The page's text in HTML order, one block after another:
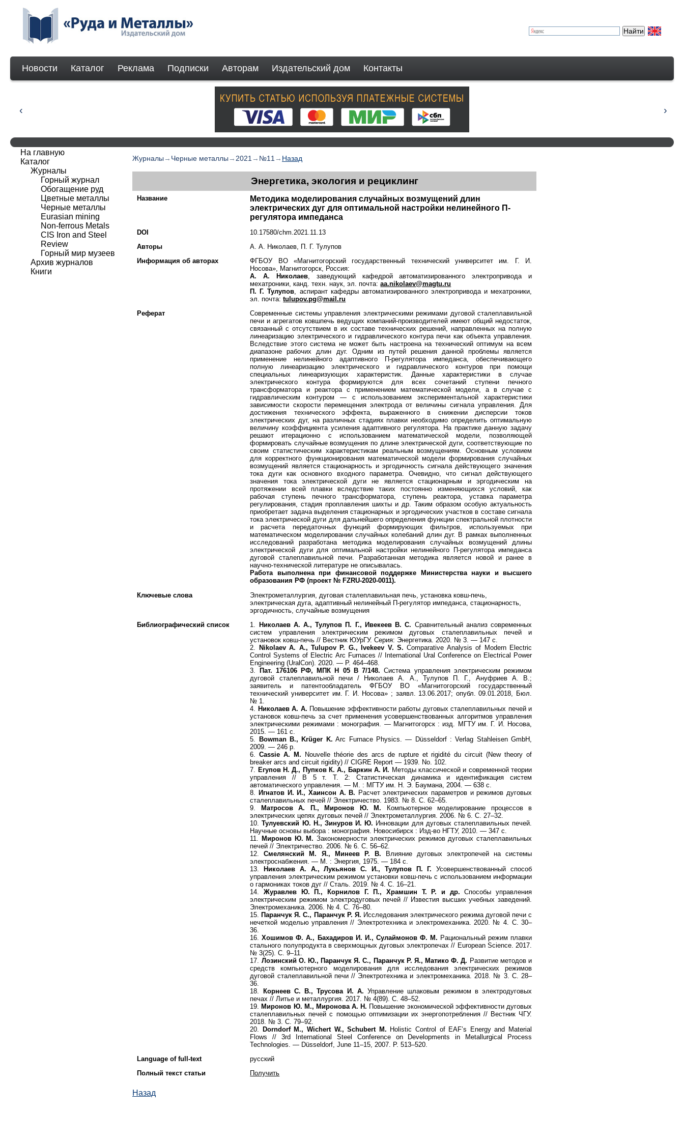
Новости Каталог Реклама Подписки Авторам Издательский дом Контакты
Журналы → Черные металлы → 2021 → №11 → Назад
Энергетика, экология и рециклинг
Название
Методика моделирования случайных возмущений длин
электрических дуг для оптимальной настройки нелинейного П-
регулятора импеданса
DOI
10.17580/chm.2021.11.13
Авторы
А. А. Николаев, П. Г. Тулупов
Информация об авторах
ФГБОУ ВО «Магнитогорский государственный технический университет им. Г. И.
Носова», Магнитогорск, Россия:
А. А. Николаев, заведующий кафедрой автоматизированного электропривода и
мехатроники, канд. техн. наук, эл. почта:aa.nikolaev@magtu.ru
П. Г. Тулупов, аспирант кафедры автоматизированного электропривода и мехатроники,
эл. почта:tulupov.pg@mail.ru
Реферат
Современные системы управления электрическими режимами дуговой сталеплавильной
печи и агрегатов ковшпечь ведущих компаний-производителей имеют общий недостаток,
связанный с отсутствием в их составе технических решений, направленных на полную
линеаризацию электрического и гидравлического контура печи как объекта управления.
Вследствие этого система не может быть настроена на технический оптимум на всем
диапазоне рабочих длин дуг. Одним из путей решения данной проблемы является
применение нелинейного адаптивного П-регулятора импеданса, обеспечивающего
полную линеаризацию электрического и гидравлического контуров при помощи
специальных линеаризующих характеристик. Данные характеристики в случае
электрического контура формируются для всех сочетаний ступени печного
трансформатора и реактора с применением математической модели, а в случае с
гидравлическим контуром — с использованием экспериментальной характеристики
зависимости скорости перемещения электрода от величины сигнала управления. Для
достижения технического эффекта, выраженного в снижении дисперсии токов
электрических дуг, на различных стадиях плавки необходимо определить оптимальную
величину коэффициента усиления адаптивного регулятора. На практике данную задачу
решают итерационно с использованием математической модели, позволяющей
формировать случайные возмущения по длине электрической дуги, соответствующие по
своим статистическим характеристикам реальным возмущениям. Основным условием
для корректного функционирования математической модели формирования случайных
возмущений является стационарность и эргодичность сигнала действующего значения
тока дуги как основного входного параметра. Очевидно, что сигнал действующего
значения тока электрической дуги не является стационарным и эргодическим на
протяжении всей плавки вследствие таких постоянно изменяющихся условий, как
рабочая ступень печного трансформатора, ступень реактора, уставка параметра
регулирования, стадия проплавления шихты и др. Таким образом особую актуальность
приобретает задача выделения стационарных и эргодических участков в составе сигнала
тока электрической дуги для дальнейшего определения функции спектральной плотности
и расчета передаточных функций формирующих фильтров, используемых при
математическом моделировании случайных колебаний длин дуг. В рамках выполненных
исследований разработана методика моделирования случайных возмущений длины
электрической дуги для оптимальной настройки нелинейного П-регулятора импеданса
дуговой сталеплавильной печи. Разработанная методика является новой и ранее в
научно-технической литературе не описывалась.
Работа выполнена при финансовой поддержке Министерства науки и высшего
образования РФ (проект № FZRU-2020-0011).
Ключевые слова
Электрометаллургия, дуговая сталеплавильная печь, установка ковш-печь,
электрическая дуга, адаптивный нелинейный П-регулятор импеданса, стационарность,
эргодичность, случайные возмущения
Библиографический список
1. Николаев А. А., Тулупов П. Г., Ивекеев В. С. Сравнительный анализ современных
систем управления электрическим режимом дуговых сталеплавильных печей и
установок ковш-печь // Вестник ЮУрГУ. Серия: Энергетика. 2020. № 3. — 147 c.
2. Nikolaev A. A., Tulupov P. G., Ivekeev V. S. Comparative Analysis of Modern Electric
Control Systems of Electric Arc Furnaces // International Ural Conference on Electrical Power
Engineering (UralCon). 2020. — P. 464–468.
3. Пат. 176106 РФ, МПК H 05 B 7/148. Система управления электрическим режимом
дуговой сталеплавильной печи / Николаев А. А., Тулупов П. Г., Ануфриев А. В.;
заявитель и патентообладатель ФГБОУ ВО «Магнитогорский государственный
технический университет им. Г. И. Носова» ; заявл. 13.06.2017; опубл. 09.01.2018, Бюл.
№ 1.
4. Николаев А. А. Повышение эффективности работы дуговых сталеплавильных печей и
установок ковш-печь за счет применения усовершенствованных алгоритмов управления
электрическими режимами : монография. — Магнитогорск : изд. МГТУ им. Г. И. Носова,
2015. — 161 с.
5. Bowman B., Krüger K. Arc Furnace Physics. — Düsseldorf : Verlag Stahleisen GmbH,
2009. — 246 p.
6.Cassie A. M. Nouvelle théorie des arcs de rupture et rigidité du circuit (New theory of
breaker arcs and circuit rigidity) // CIGRE Report — 1939. No. 102.
7. Егупов Н. Д., Пупков К. А., Баркин А. И. Методы классической и современной теории
управления // В 5 т. Т. 2: Статистическая динамика и идентификация систем
автоматического управления. — М. : МГТУ им. Н. Э. Баумана, 2004. — 638 с.
8.
Игнатов И. И., Хаинсон А. В. Расчет электрических параметров и режимов дуговых
сталеплавильных печей // Электричество. 1983. № 8. С. 62–65.
9. Матросов А. П., Миронов Ю. М. Компьютерное моделирование процессов в
электрических цепях дуговых печей // Электрометаллургия. 2006. № 6. С. 27–32.
10. Тулуевский Ю. Н., Зинуров И. Ю. Инновации для дуговых сталеплавильных печей.
Научные основы выбора : монография. Новосибирск : Изд-во НГТУ, 2010. — 347 с.
11.
Миронов Ю. М. Закономерности электрических режимов дуговых сталеплавильных
печей // Электричество. 2006. № 6. С. 56–62.
12.Смелянский М. Я., Минеев Р. В. Влияние дуговых электропечей на системы
электроснабжения. — М. : Энергия, 1975. — 184 с.
13.
Николаев А. А., Лукьянов С. И., Тулупов П. Г. Усовершенствованный способ
управления электрическим режимом установки ковш-печь с использованием информации
о гармониках токов дуг // Cталь. 2019. № 4. С. 16–21.
14. Журавлев Ю. П., Корнилов Г. П., Храмшин Т. Р. и др. Способы управления
электрическим режимом электродуговых печей // Известия высших учебных заведений.
Электромеханика. 2006. № 4. С. 76–80.
15.Паранчук Я. С., Паранчук Р. Я. Исследования электрического режима дуговой печи с
нечеткой моделью управления // Электротехника и электромеханика. 2020. № 4. С. 30–
36.
16.Хошимов Ф. А., Бахадиров И. И., Сулаймонов Ф. М. Рациональный режим плавки
стального полупродукта в сверхмощных дуговых электропечах // European Science. 2017.
№ 3(25). C. 9–11.
17. Лозинский О. Ю., Паранчук Я. С., Паранчук Р. Я., Матико Ф. Д. Развитие методов и
средств компьютерного моделирования для исследования электрических режимов
дуговой сталеплавильной печи // Электротехника и электромеханика. 2018. № 3. С. 28–
36.
18. Корнеев С. В., Трусова И. А. Управление шлаковым режимом в электродуговых
печах // Литье и металлургия. 2017. № 4(89). C. 48–52.
19.Миронов Ю. М., Миронова А. Н. Повышение экономической эффективности дуговых
сталеплавильных печей с помощью оптимизации их энергопотребления // Вестник ЧГУ.
2018. № 3. C. 79–92.
20. Dorndorf M., Wichert W., Schubert M. Holistic Control of EAF’s Energy and Material
Flows // 3rd International Steel Conference on Developments in Metallurgical Process
Technologies. — Düsseldorf, June 11–15, 2007. P. 513–520.
Language of full-text
русский
Полный текст статьи
Получить
Назад
На главную
Каталог
Журналы
Горный журнал
Обогащение руд
Цветные металлы
Черные металлы
Eurasian mining
Non-ferrous Мetals
CIS Iron and Steel
Review
Горный мир музеев
Архив журналов
Книги